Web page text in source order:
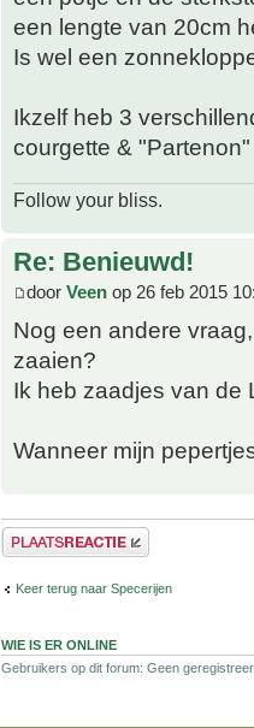
een lengte van 20cm
Is wel een
Ikzelf heb 3
courgette &
Follow your bliss.
Re: Benieuwd!
door Veen op 26 feb 2015
Nog een andere
zaaien?
Ik heb zaadjes van de
Wanneer mijn
Plaats een reactie
Keer terug naar Specerijen
WIE IS ER ONLINE
Gebruikers op dit forum: Geen